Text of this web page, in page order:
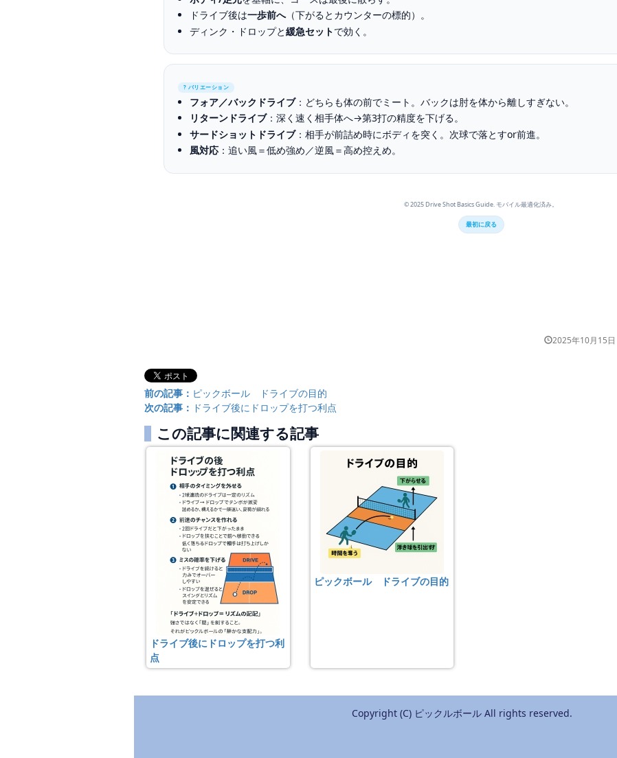
ドライブ後は一歩前へ（下がるとカウンターの標的）。
ディンク・ドロップと緩急セットで効く。
? バリエーション
フォア／バックドライブ：どちらも体の前でミート。バックは肘を体から離しすぎない。
リターンドライブ：深く速く相手体へ→第3打の精度を下げる。
サードショットドライブ：相手が前詰め時にボディを突く。次球で落とすor前進。
風対応 ：追い風＝低め強め／逆風＝高め控えめ。
© 2025 Drive Shot Basics Guide. モバイル最適化済み。
最初に戻る
2025年10月15日
前の記事： ピックボール ドライブの目的
次の記事： ドライブ後にドロップを打つ利点
この記事に関連する記事
ドライブ後にドロップを打つ利
点
ピックボール ドライブの目的
Copyright (C) ピックルボール All rights reserved.